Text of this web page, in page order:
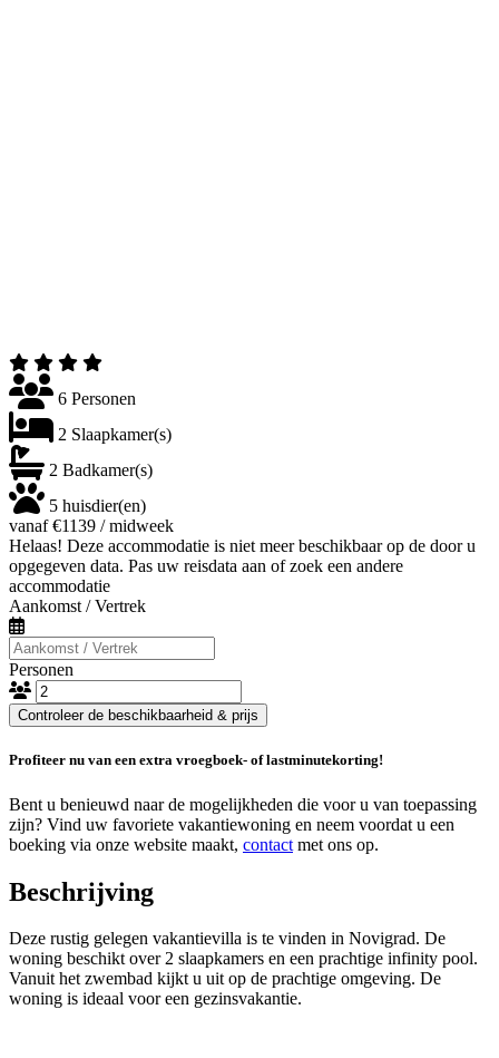
6 Personen
2 Slaapkamer(s)
2 Badkamer(s)
5 huisdier(en)
vanaf €1139 / midweek
Helaas! Deze accommodatie is niet meer beschikbaar op de door u
opgegeven data. Pas uw reisdata aan of zoek een andere
accommodatie
Aankomst / Vertrek
Personen
Controleer de beschikbaarheid & prijs
Profiteer nu van een extra vroegboek- of lastminutekorting!
Bent u benieuwd naar de mogelijkheden die voor u van toepassing
zijn? Vind uw favoriete vakantiewoning en neem voordat u een
boeking via onze website maakt, contact met ons op.
Beschrijving
Deze rustig gelegen vakantievilla is te vinden in Novigrad. De
woning beschikt over 2 slaapkamers en een prachtige infinity pool.
Vanuit het zwembad kijkt u uit op de prachtige omgeving. De
woning is ideaal voor een gezinsvakantie.